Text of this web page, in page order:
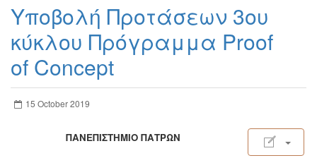
Υποβολή Προτάσεων 3ου
κύκλου Πρόγραμμα Proof
of Concept
15 October 2019
ΠΑΝΕΠΙΣΤΗΜΙΟ ΠΑΤΡΩΝ